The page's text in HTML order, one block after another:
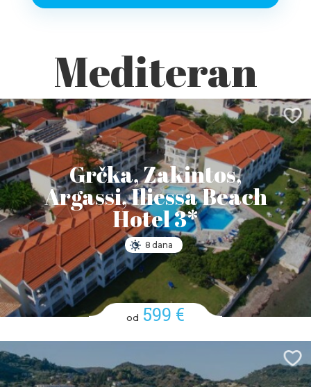
Mediteran
Grčka, Zakintos,
Argassi, Iliessa Beach
Hotel 3*
8 dana
od 599 €